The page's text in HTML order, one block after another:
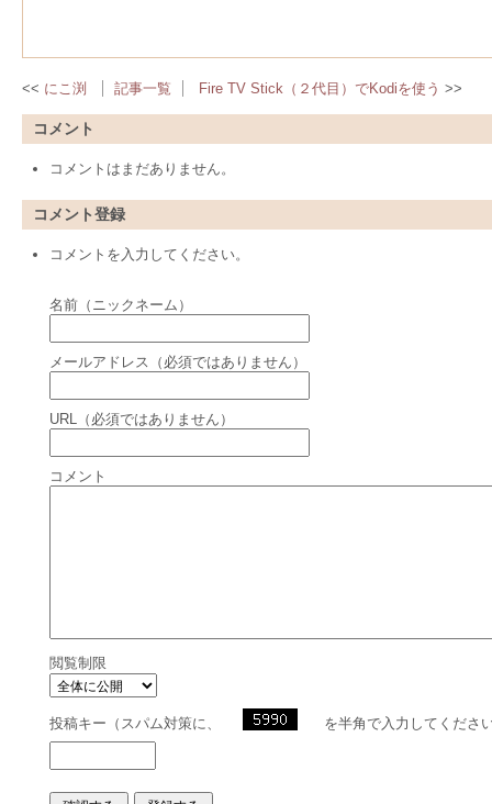
にこ渕 記事一覧 Fire TV Stick（２代目）でKodiを使う
コメント
コメントはまだありません。
コメント登録
コメントを入力してください。
名前（ニックネーム）
メールアドレス（必須ではありません）
URL（必須ではありません）
コメント
閲覧制限
投稿キー（スパム対策に、 を半角で入力してくださ